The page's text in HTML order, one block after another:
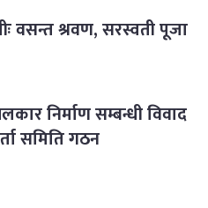
वसन्त श्रवण, सरस्वती पूजा
निर्माण सम्बन्धी विवाद
समिति गठन